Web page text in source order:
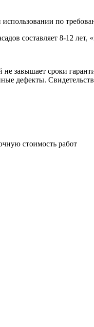
по
составляет 8-12 лет,
завышает сроки
дефекты.
стоимость работ